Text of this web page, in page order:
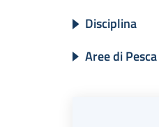
Disciplina
Aree di